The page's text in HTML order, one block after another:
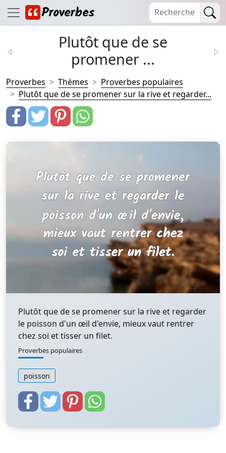
Plutôt que de se
promener ...
Proverbes Thémes
Proverbes populaires
Plutôt que de se promener sur la rive et regarder...
Plutôt que de se promener sur la rive et regarder
le poisson d'un œil d'envie, mieux vaut rentrer
chez soi et tisser un filet.
Proverbes populaires
poisson